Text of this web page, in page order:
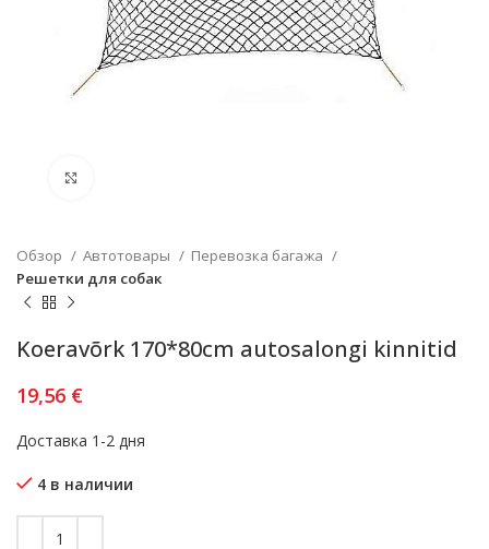
Обзор Автотовары
Перевозка багажа
Решетки для собак
Koeravõrk 170*80cm autosalongi kinnitid
19,56 €
Доставка 1-2 дня
4 в наличии